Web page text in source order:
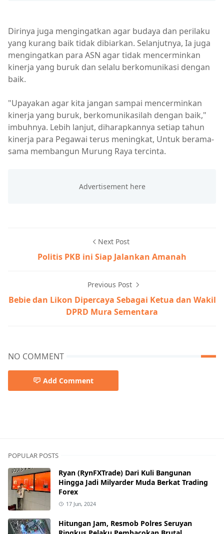
Dirinya juga mengingatkan agar budaya dan perilaku
yang kurang baik tidak dibiarkan. Selanjutnya, Ia juga
mengingatkan para ASN agar tidak mencerminkan
kinerja yang buruk dan selalu berkomunikasi dengan
baik.
"Upayakan agar kita jangan sampai mencerminkan
kinerja yang buruk, berkomunikasilah dengan baik,"
imbuhnya. Lebih lanjut, diharapkannya setiap tahun
kinerja para Pegawai terus meningkat, Untuk berama-
sama membangun Murung Raya tercinta.
Next Post
Politis PKB ini Siap Jalankan Amanah
Previous Post
Bebie dan Likon Dipercaya Sebagai Ketua dan Wakil
DPRD Mura Sementara
NO COMMENT
Add Comment
POPULAR POSTS
Ryan (RynFXTrade) Dari Kuli Bangunan
Hingga Jadi Milyarder Muda Berkat Trading
Forex
17 Jun, 2024
Hitungan Jam, Resmob Polres Seruyan